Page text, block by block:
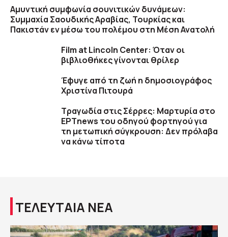
Αμυντική συμφωνία σουνιτικών δυνάμεων:
Συμμαχία Σαουδικής Αραβίας, Τουρκίας και
Πακιστάν εν μέσω του πολέμου στη Μέση Ανατολή
Film at Lincoln Center: Όταν οι
βιβλιοθήκες γίνονται θρίλερ
Έφυγε από τη ζωή η δημοσιογράφος
Χριστίνα Πιτουρά
Τραγωδία στις Σέρρες: Μαρτυρία στο
ΕΡΤnews του οδηγού φορτηγού για
τη μετωπική σύγκρουση: Δεν πρόλαβα
να κάνω τίποτα
ΤΕΛΕΥΤΑΙΑ ΝΕΑ